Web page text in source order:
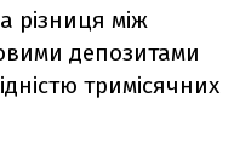
різниця між
депозитами
тримісячних